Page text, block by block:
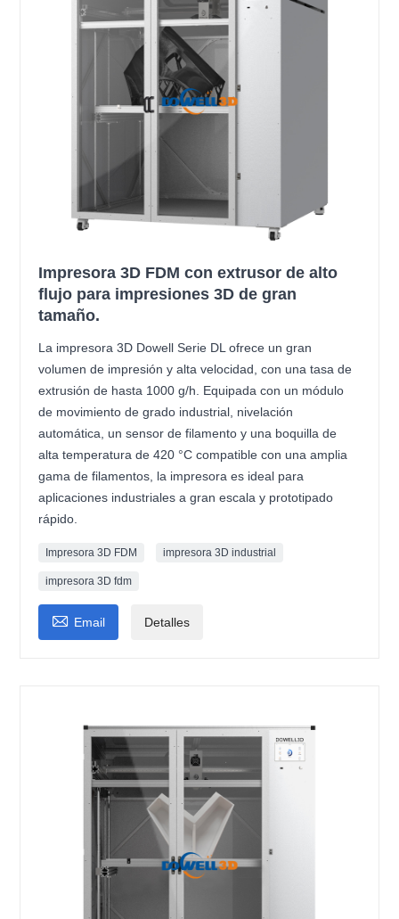
Impresora 3D FDM con extrusor de alto
flujo para impresiones 3D de gran
tamaño.
La impresora 3D Dowell Serie DL ofrece un gran
volumen de impresión y alta velocidad, con una tasa de
extrusión de hasta 1000 g/h. Equipada con un módulo
de movimiento de grado industrial, nivelación
automática, un sensor de filamento y una boquilla de
alta temperatura de 420 °C compatible con una amplia
gama de filamentos, la impresora es ideal para
aplicaciones industriales a gran escala y prototipado
rápido.
Impresora 3D FDM impresora 3D industrial
impresora 3D fdm
 Email Detalles